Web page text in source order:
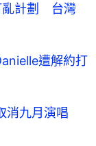
亂計劃 台灣
遭解約打
消九月演唱